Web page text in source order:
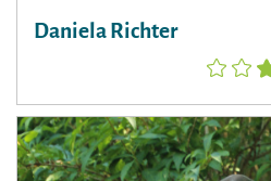
Daniela Richter